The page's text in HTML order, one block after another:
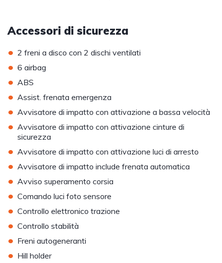
Accessori di sicurezza
• 2 freni a disco con 2 dischi ventilati
• 6 airbag
• ABS
• Assist. frenata emergenza
• Avvisatore di impatto con attivazione a bassa velocità
• Avvisatore di impatto con attivazione cinture di
sicurezza
• Avvisatore di impatto con attivazione luci di arresto
• Avvisatore di impatto include frenata automatica
• Avviso superamento corsia
• Comando luci foto sensore
• Controllo elettronico trazione
• Controllo stabilità
• Freni autogeneranti
• Hill holder